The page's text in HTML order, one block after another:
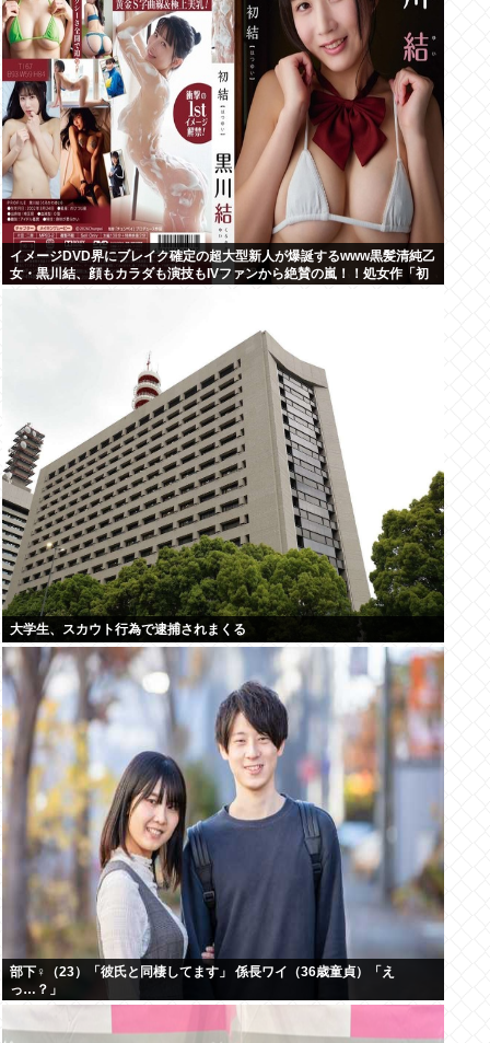
イメージDVD界にブレイク確定の超大型新人が爆誕するwww黒髪清純乙
女・黒川結、顔もカラダも演技もIVファンから絶賛の嵐！！処女作「初
大学生、スカウト行為で逮捕されまくる
部下♀（23）「彼氏と同棲してます」 係長ワイ（36歳童貞）「え
っ…？」